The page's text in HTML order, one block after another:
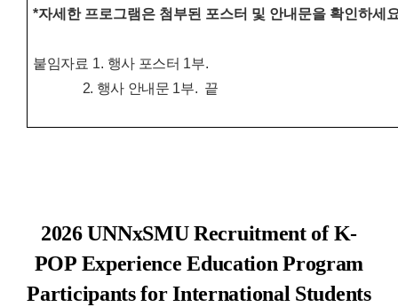
*자세한 프로그램은 첨부된 포스터 및 안내문을 확인하세
붙임자료 1. 행사 포스터 1부.
2. 행사 안내문 1부. 끝
2026 UNNxSMU Recruitment of K-
POP Experience Education Program
Participants for International Students